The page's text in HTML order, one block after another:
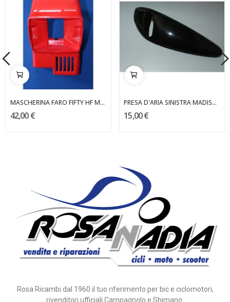
MASCHERINA FARO FIFTY HF MALAGUTI
42,00 €
PRESA D'ARIA SINISTRA MADISON MALAGUTI
15,00 €
Rosa Ricambi dal 1960 il tuo riferimento per bic e ciclomotori,
rivenditori ufficiali Campagnolo e Shimano.